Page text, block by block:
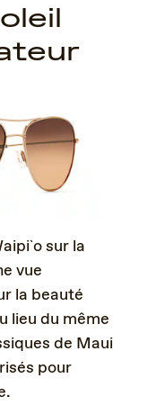
sur la
vue
la beauté
lieu du même
de Maui
pour